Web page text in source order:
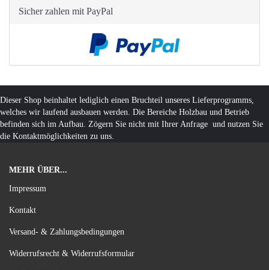
Sicher zahlen mit PayPal
Dieser Shop beinhaltet lediglich einen Bruchteil unseres Lieferprogramms,
welches wir laufend ausbauen werden. Die Bereiche Holzbau und Betrieb
befinden sich im Aufbau. Zögern Sie nicht mit Ihrer Anfrage und nutzen Sie
die Kontaktmöglichkeiten zu uns.
MEHR ÜBER...
Impressum
Kontakt
Versand- & Zahlungsbedingungen
Widerrufsrecht & Widerrufsformular